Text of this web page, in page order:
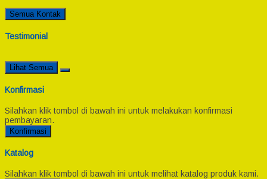
Semua Kontak
Testimonial
Lihat Semua
Konfirmasi
Silahkan klik tombol di bawah ini untuk melakukan konfirmasi
pembayaran.
Konfirmasi
Katalog
Silahkan klik tombol di bawah ini untuk melihat katalog produk kami.